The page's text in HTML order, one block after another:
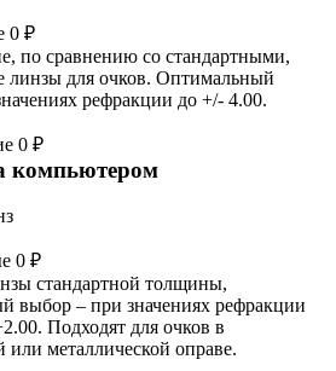
0 ₽
по сравнению со стандартными,
линзы для очков. Оптимальный
рефракции до +/- 4.00.
0 ₽
компьютером
0 ₽
стандартной толщины,
выбор – при значениях рефракции
Подходят для очков в
или металлической оправе.